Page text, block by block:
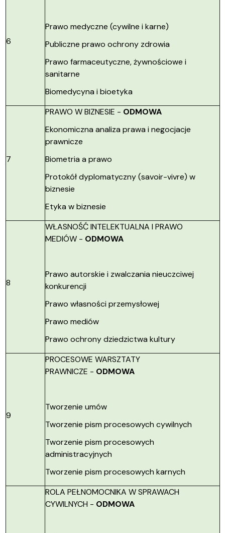
6
Prawo medyczne (cywilne i karne)
Publiczne prawo ochrony zdrowia
Prawo farmaceutyczne, żywnościowe i
sanitarne
Biomedycyna i bioetyka
7
PRAWO W BIZNESIE - ODMOWA
Ekonomiczna analiza prawa i negocjacje
prawnicze
Biometria a prawo
Protokół dyplomatyczny (savoir-vivre) w
biznesie
Etyka w biznesie
8
WŁASNOŚĆ INTELEKTUALNA I PRAWO
MEDIÓW - ODMOWA
Prawo autorskie i zwalczania nieuczciwej
konkurencji
Prawo własności przemysłowej
Prawo mediów
Prawo ochrony dziedzictwa kultury
9
PROCESOWE WARSZTATY
PRAWNICZE - ODMOWA
Tworzenie umów
Tworzenie pism procesowych cywilnych
Tworzenie pism procesowych
administracyjnych
Tworzenie pism procesowych karnych
ROLA PEŁNOMOCNIKA W SPRAWACH
CYWILNYCH - ODMOWA